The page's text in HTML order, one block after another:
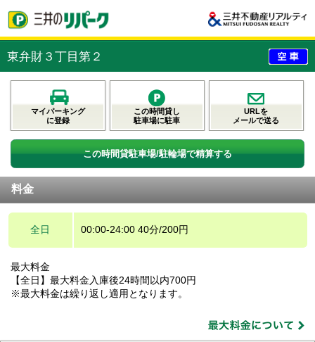
東弁財３丁目第２
マイパーキング
に登録
この時間貸し
駐車場に駐車
URLを
メールで送る
この時間貸駐車場/駐輪場で精算する
料金
全日 00:00-24:00 40分/200円
最大料金
【全日】最大料金入庫後24時間以内700円
※最大料金は繰り返し適用となります。